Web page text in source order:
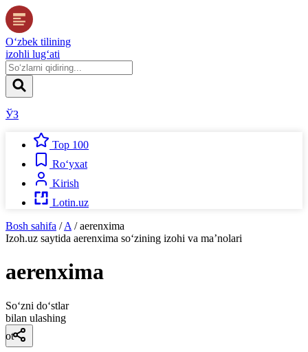
O‘zbek tilining
izohli lug‘ati
ЎЗ
Top 100
Ro‘yxat
Kirish
Lotin.uz
Bosh sahifa / A / aerenxima
Izoh.uz saytida aerenxima so‘zining izohi va ma’nolari
aerenxima
So‘zni do‘stlar
bilan ulashing
ot